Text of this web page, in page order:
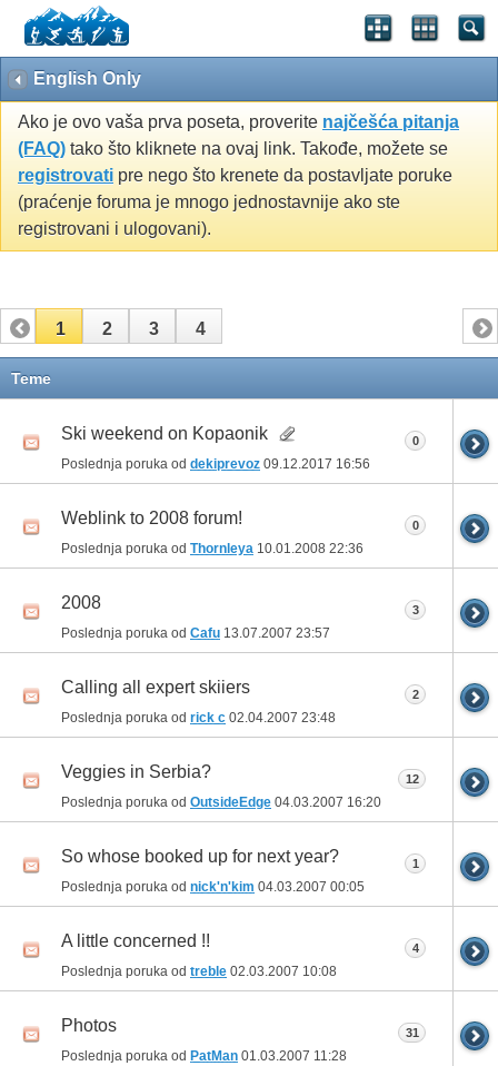
English Only
Ako je ovo vaša prva poseta, proverite najčešća pitanja
(FAQ) tako što kliknete na ovaj link. Takođe, možete se
registrovati pre nego što krenete da postavljate poruke
(praćenje foruma je mnogo jednostavnije ako ste
registrovani i ulogovani).
1 2 3 4
Teme
Ski weekend on Kopaonik
Poslednja poruka od dekiprevoz 09.12.2017 16:56
0
Weblink to 2008 forum!
Poslednja poruka od Thornleya 10.01.2008 22:36
0
2008
Poslednja poruka od Cafu 13.07.2007 23:57
3
Calling all expert skiiers
Poslednja poruka od rick c 02.04.2007 23:48
2
Veggies in Serbia?
Poslednja poruka od OutsideEdge 04.03.2007 16:20
12
So whose booked up for next year?
Poslednja poruka od nick'n'kim 04.03.2007 00:05
1
A little concerned !!
Poslednja poruka od treble 02.03.2007 10:08
4
Photos
Poslednja poruka od PatMan 01.03.2007 11:28
31